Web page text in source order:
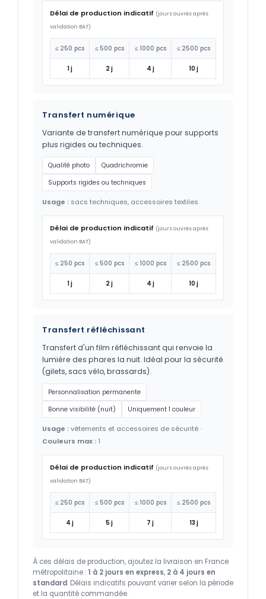
Délai de production indicatif (jours ouvrés après
validation BAT)
≤ 250 pcs ≤ 500 pcs ≤ 1000 pcs ≤ 2500 pcs
1 j 2 j 4 j 10 j
Transfert numérique
Variante de transfert numérique pour supports
plus rigides ou techniques.
Qualité photo
Quadrichromie
Supports rigides ou techniques
Usage : sacs techniques, accessoires textiles
Délai de production indicatif (jours ouvrés après
validation BAT)
≤ 250 pcs ≤ 500 pcs ≤ 1000 pcs ≤ 2500 pcs
1 j 2 j 4 j 10 j
Transfert réfléchissant
Transfert d'un film réfléchissant qui renvoie la
lumière des phares la nuit. Idéal pour la sécurité
(gilets, sacs vélo, brassards).
Personnalisation permanente
Bonne visibilité (nuit)
Uniquement 1 couleur
Usage :vêtements et accessoires de sécurité ·
Couleurs max : 1
Délai de production indicatif (jours ouvrés après
validation BAT)
≤ 250 pcs ≤ 500 pcs ≤ 1000 pcs ≤ 2500 pcs
4 j 5 j 7 j 13 j
À ces délais de production, ajoutez la livraison en France
métropolitaine : 1 à 2 jours en express, 2 à 4 jours en
standard. Délais indicatifs pouvant varier selon la période
et la quantité commandée.